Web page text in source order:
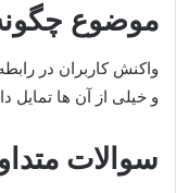
موضوع
واکنش کاربران در
و خیلی از آن ها تمایل
سوالات